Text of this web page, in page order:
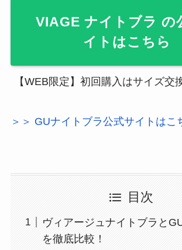
VIAGE ナイトブラ の
イトはこちら
【WEB限定】初回購入はサイズ交
＞＞ GUナイトブラ公式サイトはこ
目次
ヴィアージュナイトブラと
を徹底比較！